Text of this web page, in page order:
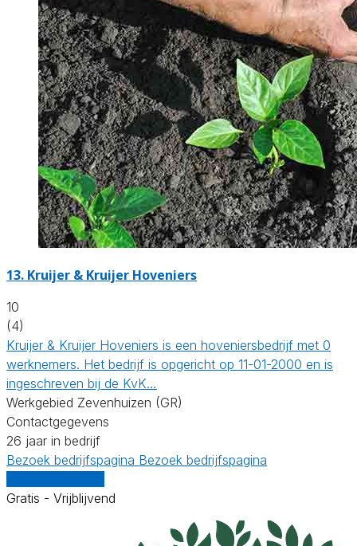
13. Kruijer & Kruijer Hoveniers
10
(4)
Kruijer & Kruijer Hoveniers is een hoveniersbedrijf met 0
werknemers. Het bedrijf is opgericht op 11-01-2000 en is
ingeschreven bij de KvK…
Werkgebied Zevenhuizen (GR)
Contactgegevens
26 jaar in bedrijf
Bezoek bedrijfspagina Bezoek bedrijfspagina
Gratis - Vrijblijvend